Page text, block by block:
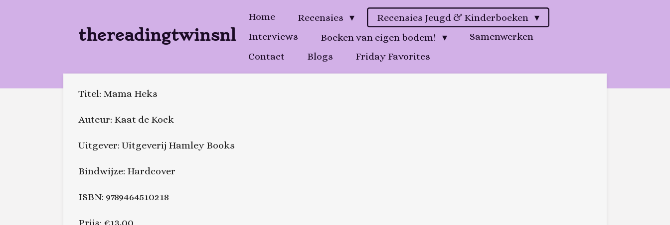
hoofdinhoud
thereadingtwinsnl
Home Recensies
Recensies Jeugd & Kinderboeken
Interviews
Boeken van eigen bodem!
Samenwerken
Contact
Blogs Friday Favorites
Titel: Mama Heks
Auteur: Kaat de Kock
Uitgever: Uitgeverij Hamley Books
Bindwijze: Hardcover
ISBN: 9789464510218